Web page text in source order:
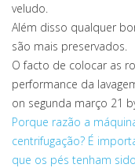
veludo.
Além disso qualquer
são mais preservados.
O facto de colocar as
performance da
on segunda março 21
Porque razão a
centrifugação? É
que os pés tenham